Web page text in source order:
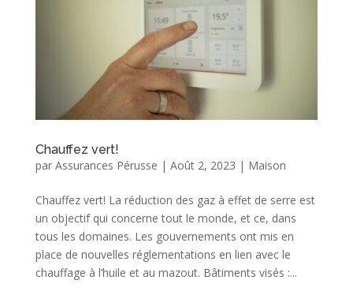
Chauffez vert!
par Assurances Pérusse | Août 2, 2023 | Maison
Chauffez vert! La réduction des gaz à effet de serre est
un objectif qui concerne tout le monde, et ce, dans
tous les domaines. Les gouvernements ont mis en
place de nouvelles réglementations en lien avec le
chauffage à l’huile et au mazout. Bâtiments visés :...